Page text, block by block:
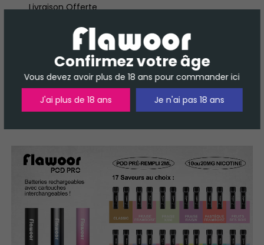
Confirmez votre âge
Vous devez avoir plus de 18 ans pour commander ici
J'ai plus de 18 ans
Je n'ai pas 18 ans
Livraison Offerte
DESCRIPTION DÉTAILS DU PRODUIT